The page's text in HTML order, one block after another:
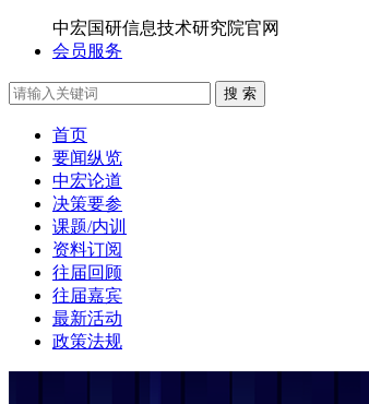
中宏国研信息技术研究院官网
会员服务
搜 索
首页
要闻纵览
中宏论道
决策要参
课题/内训
资料订阅
往届回顾
往届嘉宾
最新活动
政策法规